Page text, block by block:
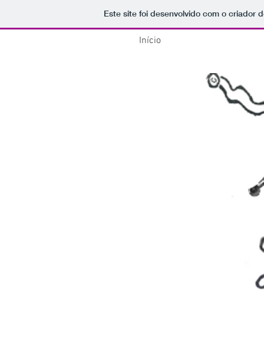
Este site foi desenvolvido com o criador
Início